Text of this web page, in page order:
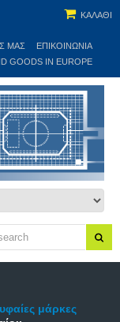
ΚΑΛΑΘΙ
ΜΑΣ
ΕΠΙΚΟΙΝΩΝΊΑ
GOODS IN EUROPE
μάρκες